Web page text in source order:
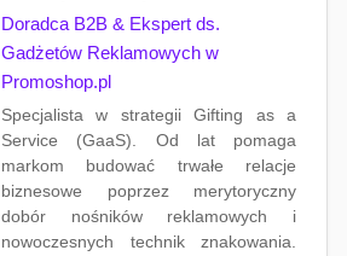
Doradca B2B & Ekspert ds.
Gadżetów Reklamowych w
Promoshop.pl
Specjalista w strategii Gifting as a
Service (GaaS). Od lat pomaga
markom budować trwałe relacje
biznesowe poprzez merytoryczny
dobór nośników reklamowych i
nowoczesnych technik znakowania.